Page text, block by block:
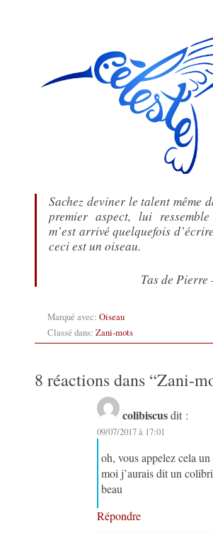
Sachez deviner le talent même
premier aspect, lui
m’est arrivé quelquefois
ceci est un oiseau.
Tas de
Marqué avec: Oiseau
Classé dans: Zani-mots
8 réactions dans “Zani-
colibiscus dit :
09/07/2017 à 17:01
oh, vous appelez cela
moi j’aurais dit un
beau
Répondre